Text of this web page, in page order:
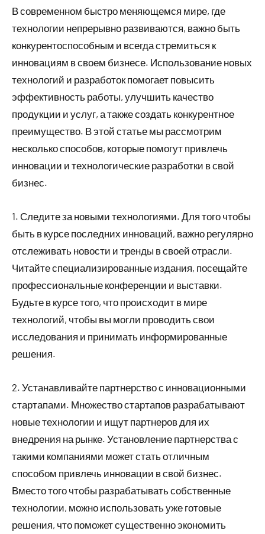
В современном быстро меняющемся мире, где
технологии непрерывно развиваются, важно быть
конкурентоспособным и всегда стремиться к
инновациям в своем бизнесе. Использование новых
технологий и разработок помогает повысить
эффективность работы, улучшить качество
продукции и услуг, а также создать конкурентное
преимущество. В этой статье мы рассмотрим
несколько способов, которые помогут привлечь
инновации и технологические разработки в свой
бизнес.
1. Следите за новыми технологиями. Для того чтобы
быть в курсе последних инноваций, важно регулярно
отслеживать новости и тренды в своей отрасли.
Читайте специализированные издания, посещайте
профессиональные конференции и выставки.
Будьте в курсе того, что происходит в мире
технологий, чтобы вы могли проводить свои
исследования и принимать информированные
решения.
2. Устанавливайте партнерство с инновационными
стартапами. Множество стартапов разрабатывают
новые технологии и ищут партнеров для их
внедрения на рынке. Установление партнерства с
такими компаниями может стать отличным
способом привлечь инновации в свой бизнес.
Вместо того чтобы разрабатывать собственные
технологии, можно использовать уже готовые
решения, что поможет существенно экономить